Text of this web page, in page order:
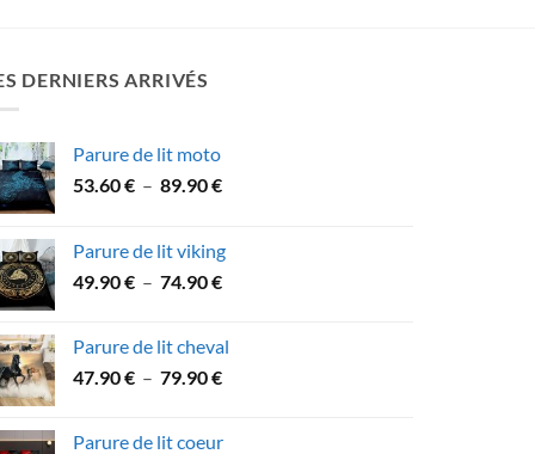
DERNIERS ARRIVÉS
Parure de lit moto
53.60€ – 89.90€Plage
53.60 €
à
Parure de lit viking
49.90€ – 74.90€Plage
49.90 €
à
Parure de lit cheval
47.90€ – 79.90€Plage
Parure de lit coeur